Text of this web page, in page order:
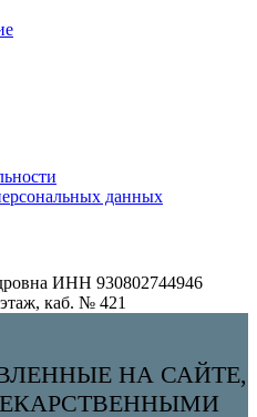
данных
ИНН 930802744946
каб. № 421
НА САЙТЕ,